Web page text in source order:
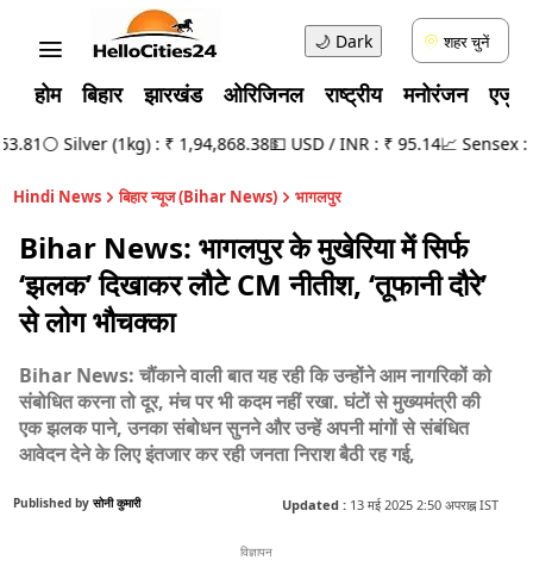
🌙 Dark शहर चुनें
होम बिहार झारखंड ओरिजिनल राष्ट्रीय मनोरंजन
⚪ Silver (1kg) : ₹ 1,94,868.38💵 USD / INR : ₹ 95.14📈 Sensex :
Hindi News बिहार न्यूज (Bihar News) भागलपुर
Bihar News: भागलपुर के मुखेरिया में सिर्फ
‘झलक’ दिखाकर लौटे CM नीतीश, ‘तूफानी दौरे’
से लोग भौचक्का
Bihar News: चौंकाने वाली बात यह रही कि उन्होंने आम नागरिकों को
संबोधित करना तो दूर, मंच पर भी कदम नहीं रखा. घंटों से मुख्यमंत्री की
एक झलक पाने, उनका संबोधन सुनने और उन्हें अपनी मांगों से संबंधित
आवेदन देने के लिए इंतजार कर रही जनता निराश बैठी रह गई,
Published by सोनी कुमारी Updated : 13 मई 2025 2:50 अपराह्न IST
विज्ञापन